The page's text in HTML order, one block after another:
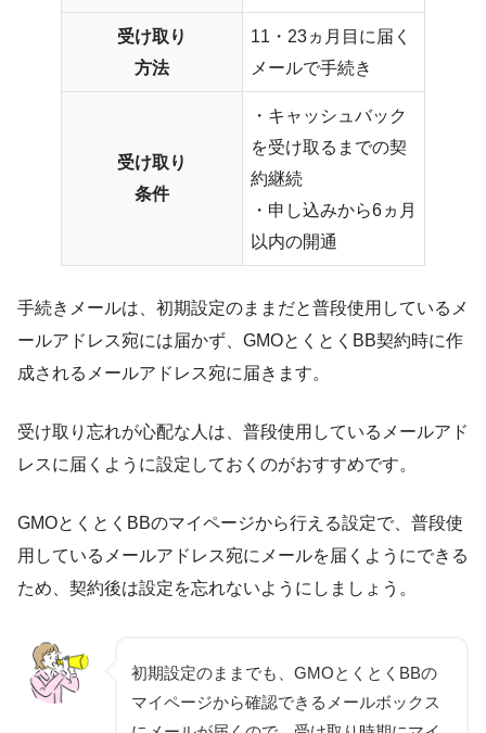
受け取り
方法
11・23ヵ月目に届く
メールで手続き
受け取り
条件
・キャッシュバック
を受け取るまでの契
約継続
・申し込みから6ヵ月
以内の開通
手続きメールは、初期設定のままだと普段使用しているメ
ールアドレス宛には届かず、GMOとくとくBB契約時に作
成されるメールアドレス宛に届きます。
受け取り忘れが心配な人は、普段使用しているメールアド
レスに届くように設定しておくのがおすすめです。
GMOとくとくBBのマイページから行える設定で、普段使
用しているメールアドレス宛にメールを届くようにできる
ため、契約後は設定を忘れないようにしましょう。
初期設定のままでも、GMOとくとくBBの
マイページから確認できるメールボックス